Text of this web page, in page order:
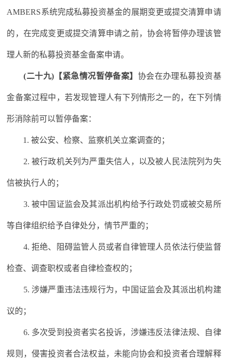
AMBERS系统完成私募投资基金的展期变更或提交清算申请
的，在完成变更或提交清算申请之前，协会将暂停办理该管
理人新的私募投资基金备案申请。
(二十九)【紧急情况暂停备案】 协会在办理私募投资基
金备案过程中，若发现管理人有下列情形之一的，在下列情
形消除前可以暂停备案：
1. 被公安、检察、监察机关立案调查的；
2. 被行政机关列为严重失信人，以及被人民法院列为失
信被执行人的；
3. 被中国证监会及其派出机构给予行政处罚或被交易所
等自律组织给予自律处分，情节严重的；
4. 拒绝、阻碍监管人员或者自律管理人员依法行使监督
检查、调查职权或者自律检查权的；
5. 涉嫌严重违法违规行为，中国证监会及其派出机构建
议的；
6. 多次受到投资者实名投诉，涉嫌违反法律法规、自律
规则，侵害投资者合法权益，未能向协会和投资者合理解释